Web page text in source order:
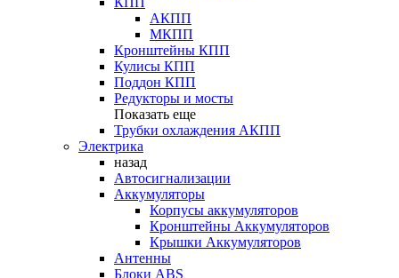
АКПП
МКПП
Кронштейны КПП
Кулисы КПП
Поддон КПП
Редукторы и мосты
Показать еще
Трубки охлаждения АКПП
Электрика
назад
Автосигнализации
Аккумуляторы
Корпусы аккумуляторов
Кронштейны Аккумуляторов
Крышки Аккумуляторов
Антенны
Блоки ABS